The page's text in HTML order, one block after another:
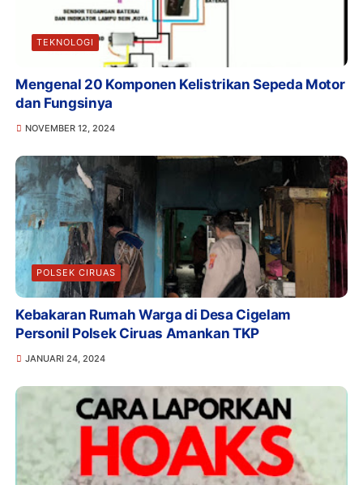
TEKNOLOGI
Mengenal 20 Komponen Kelistrikan Sepeda Motor
dan Fungsinya
NOVEMBER 12, 2024
POLSEK CIRUAS
Kebakaran Rumah Warga di Desa Cigelam
Personil Polsek Ciruas Amankan TKP
JANUARI 24, 2024